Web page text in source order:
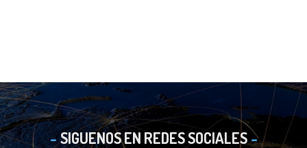
SIGUENOS EN REDES SOCIALES